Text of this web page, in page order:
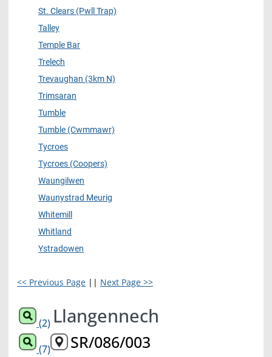
St. Clears (Pwll Trap)
Talley
Temple Bar
Trelech
Trevaughan (3km N)
Trimsaran
Tumble
Tumble (Cwmmawr)
Tycroes
Tycroes (Coopers)
Waungilwen
Waunystrad Meurig
Whitemill
Whitland
Ystradowen
<< Previous Page || Next Page >>
(2) Llangennech
(7) SR/086/003